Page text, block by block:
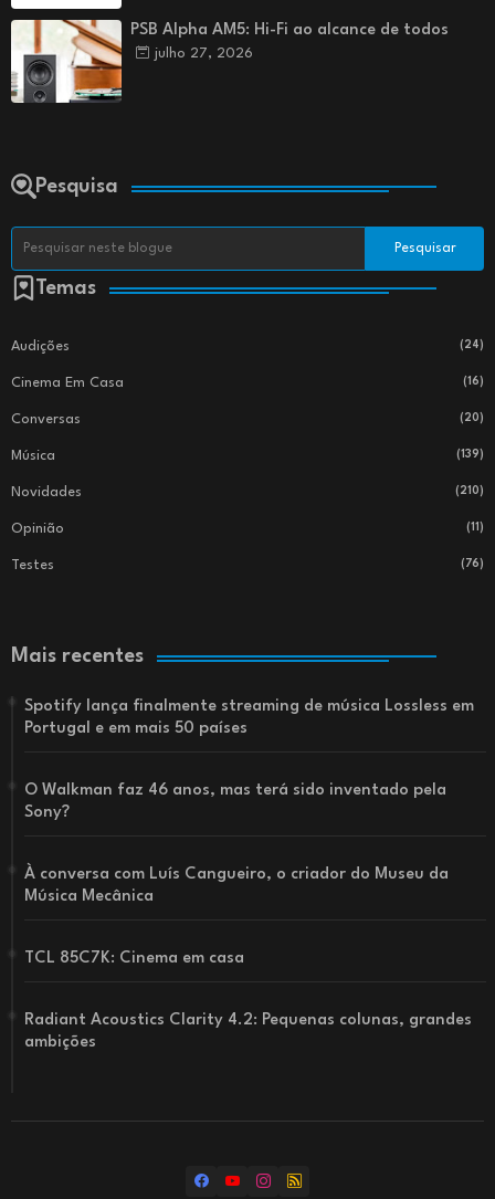
PSB Alpha AM5: Hi-Fi ao alcance de todos
julho 27, 2026
Pesquisa
Temas
Audições (24)
Cinema Em Casa (16)
Conversas (20)
Música (139)
Novidades (210)
Opinião (11)
Testes (76)
Mais recentes
Spotify lança finalmente streaming de música Lossless em
Portugal e em mais 50 países
O Walkman faz 46 anos, mas terá sido inventado pela
Sony?
À conversa com Luís Cangueiro, o criador do Museu da
Música Mecânica
TCL 85C7K: Cinema em casa
Radiant Acoustics Clarity 4.2: Pequenas colunas, grandes
ambições